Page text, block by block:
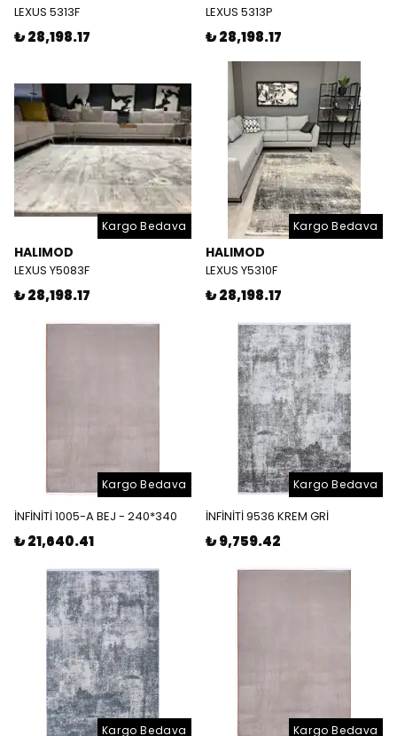
LEXUS 5313F
₺ 28,198.17
LEXUS 5313P
₺ 28,198.17
Kargo Bedava
HALIMOD
LEXUS Y5083F
₺ 28,198.17
Kargo Bedava
HALIMOD
LEXUS Y5310F
₺ 28,198.17
Kargo Bedava
İNFİNİTİ 1005-A BEJ - 240*340
₺ 21,640.41
Kargo Bedava
İNFİNİTİ 9536 KREM GRİ
₺ 9,759.42
Kargo Bedava Kargo Bedava